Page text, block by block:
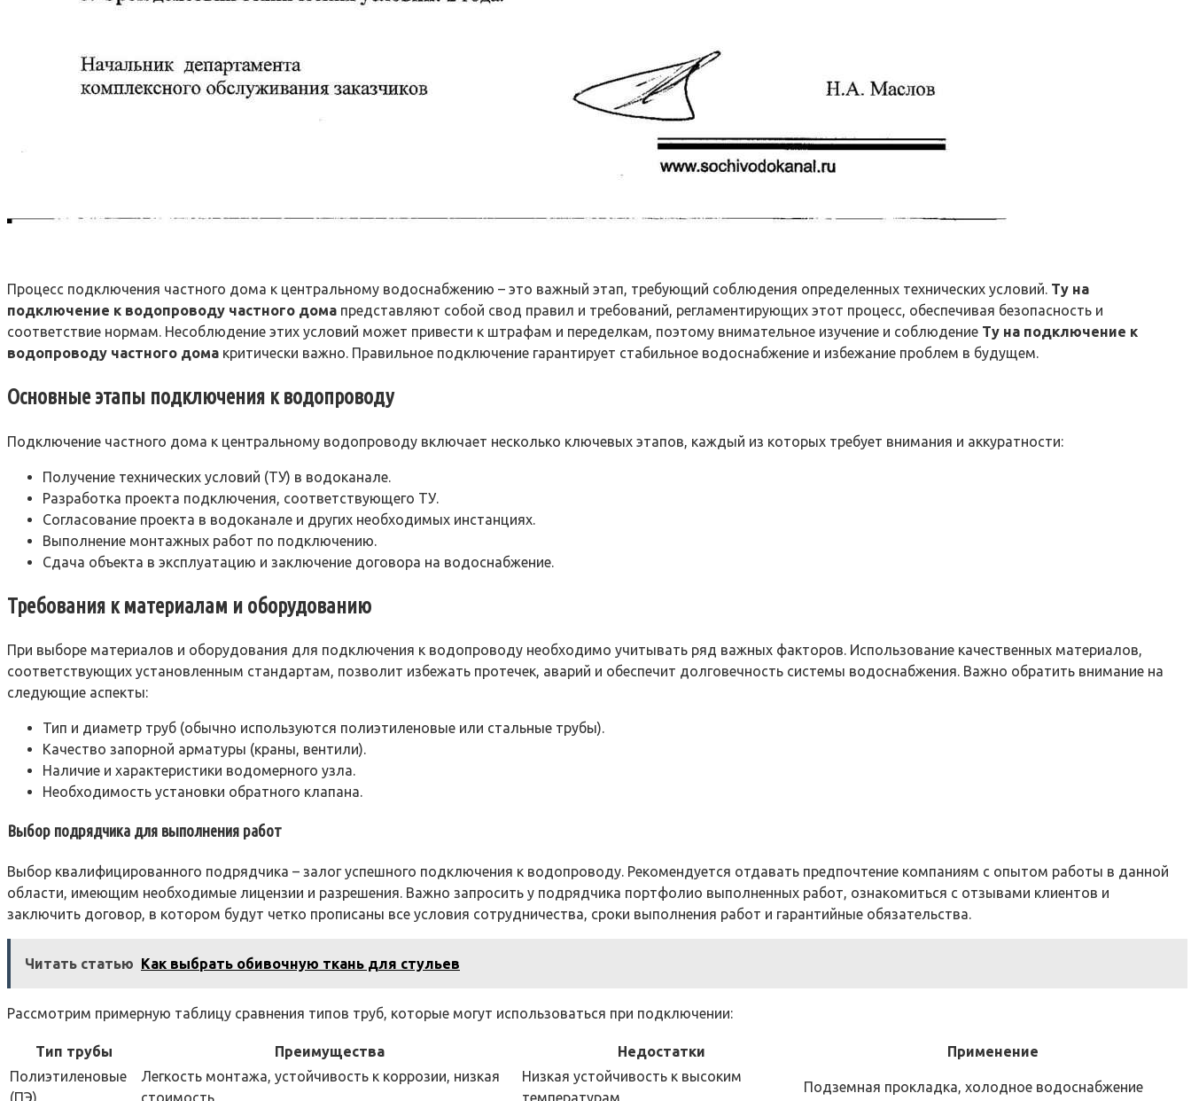
Процесс подключения частного дома к центральному водоснабжению – это важный этап, требующий соблюдения определенных технических условий. Ту на
подключение к водопроводу частного дома представляют собой свод правил и требований, регламентирующих этот процесс, обеспечивая безопасность и
соответствие нормам. Несоблюдение этих условий может привести к штрафам и переделкам, поэтому внимательное изучение и соблюдение Ту на подключение к
водопроводу частного дома критически важно. Правильное подключение гарантирует стабильное водоснабжение и избежание проблем в будущем.
Основные этапы подключения к водопроводу
Подключение частного дома к центральному водопроводу включает несколько ключевых этапов, каждый из которых требует внимания и аккуратности:
Получение технических условий (ТУ) в водоканале.
Разработка проекта подключения, соответствующего ТУ.
Согласование проекта в водоканале и других необходимых инстанциях.
Выполнение монтажных работ по подключению.
Сдача объекта в эксплуатацию и заключение договора на водоснабжение.
Требования к материалам и оборудованию
При выборе материалов и оборудования для подключения к водопроводу необходимо учитывать ряд важных факторов. Использование качественных материалов,
соответствующих установленным стандартам, позволит избежать протечек, аварий и обеспечит долговечность системы водоснабжения. Важно обратить внимание на
следующие аспекты:
Тип и диаметр труб (обычно используются полиэтиленовые или стальные трубы).
Качество запорной арматуры (краны, вентили).
Наличие и характеристики водомерного узла.
Необходимость установки обратного клапана.
Выбор подрядчика для выполнения работ
Выбор квалифицированного подрядчика – залог успешного подключения к водопроводу. Рекомендуется отдавать предпочтение компаниям с опытом работы в данной
области, имеющим необходимые лицензии и разрешения. Важно запросить у подрядчика портфолио выполненных работ, ознакомиться с отзывами клиентов и
заключить договор, в котором будут четко прописаны все условия сотрудничества, сроки выполнения работ и гарантийные обязательства.
Читать статью Как выбрать обивочную ткань для стульев
Рассмотрим примерную таблицу сравнения типов труб, которые могут использоваться при подключении:
Тип трубы Преимущества Недостатки
Применение
Полиэтиленовые
(ПЭ)
Легкость монтажа, устойчивость к коррозии, низкая
стоимость
Низкая устойчивость к высоким
температурам
Подземная прокладка, холодное водоснабжение